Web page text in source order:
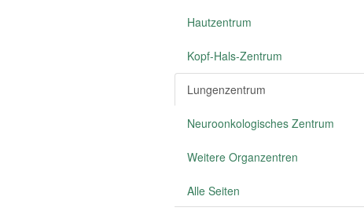
Hautzentrum
Kopf-Hals-Zentrum
Lungenzentrum
Neuroonkologisches Zentrum
Weitere Organzentren
Alle Seiten